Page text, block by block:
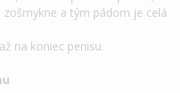
a tým pádom je celá
na koniec penisu.